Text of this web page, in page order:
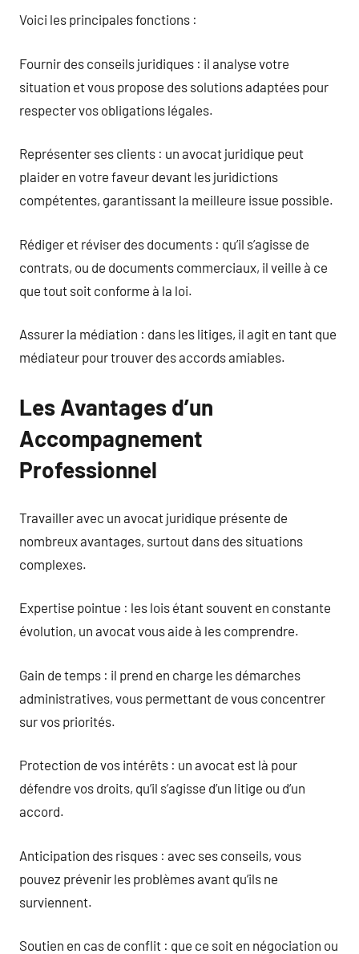
Voici les principales fonctions :
Fournir des conseils juridiques : il analyse votre
situation et vous propose des solutions adaptées pour
respecter vos obligations légales.
Représenter ses clients : un avocat juridique peut
plaider en votre faveur devant les juridictions
compétentes, garantissant la meilleure issue possible.
Rédiger et réviser des documents : qu’il s’agisse de
contrats, ou de documents commerciaux, il veille à ce
que tout soit conforme à la loi.
Assurer la médiation : dans les litiges, il agit en tant que
médiateur pour trouver des accords amiables.
Les Avantages d’un
Accompagnement
Professionnel
Travailler avec un avocat juridique présente de
nombreux avantages, surtout dans des situations
complexes.
Expertise pointue : les lois étant souvent en constante
évolution, un avocat vous aide à les comprendre.
Gain de temps : il prend en charge les démarches
administratives, vous permettant de vous concentrer
sur vos priorités.
Protection de vos intérêts : un avocat est là pour
défendre vos droits, qu’il s’agisse d’un litige ou d’un
accord.
Anticipation des risques : avec ses conseils, vous
pouvez prévenir les problèmes avant qu’ils ne
surviennent.
Soutien en cas de conflit : que ce soit en négociation ou